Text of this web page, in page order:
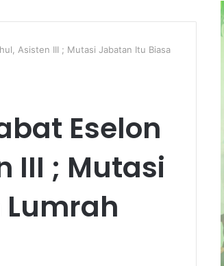
Asisten III ; Mutasi Jabatan Itu Biasa
Eselon
III ; Mutasi